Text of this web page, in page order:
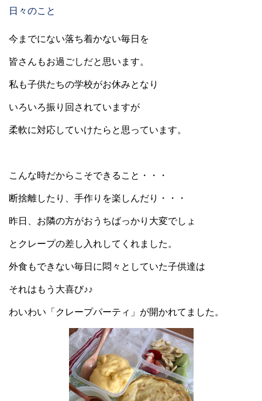
日々のこと
今までにない落ち着かない毎日を
皆さんもお過ごしだと思います。
私も子供たちの学校がお休みとなり
いろいろ振り回されていますが
柔軟に対応していけたらと思っています。
こんな時だからこそできること・・・
断捨離したり、手作りを楽しんだり・・・
昨日、お隣の方がおうちばっかり大変でしょ
とクレープの差し入れしてくれました。
外食もできない毎日に悶々としていた子供達は
それはもう大喜び♪♪
わいわい「クレープパーティ」が開かれてました。